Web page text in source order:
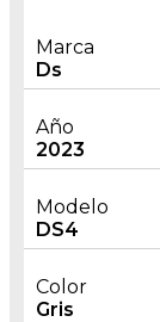
Marca
Ds
Año
2023
Modelo
DS4
Color
Gris